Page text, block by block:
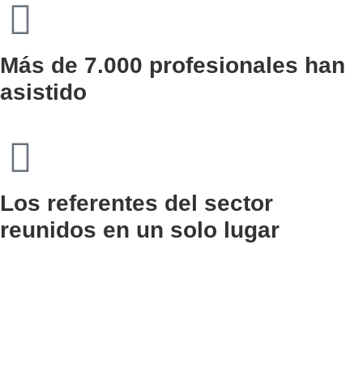
Más de 7.000 profesionales han
asistido
Los referentes del sector
reunidos en un solo lugar